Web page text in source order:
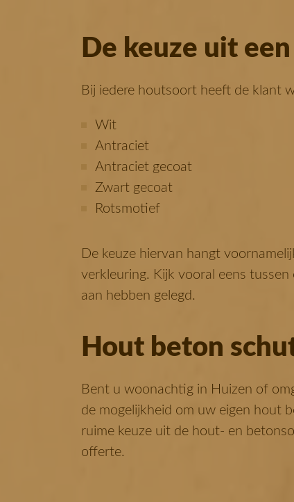
De keuze uit
Bij iedere houtsoort heeft de klant
Wit
Antraciet
Antraciet gecoat
Zwart gecoat
Rotsmotief
De keuze hiervan hangt
verkleuring. Kijk vooral eens
aan hebben gelegd.
Hout beton
Bent u woonachtig in Huizen of
de mogelijkheid om uw eigen hout
ruime keuze uit de hout- en
offerte.